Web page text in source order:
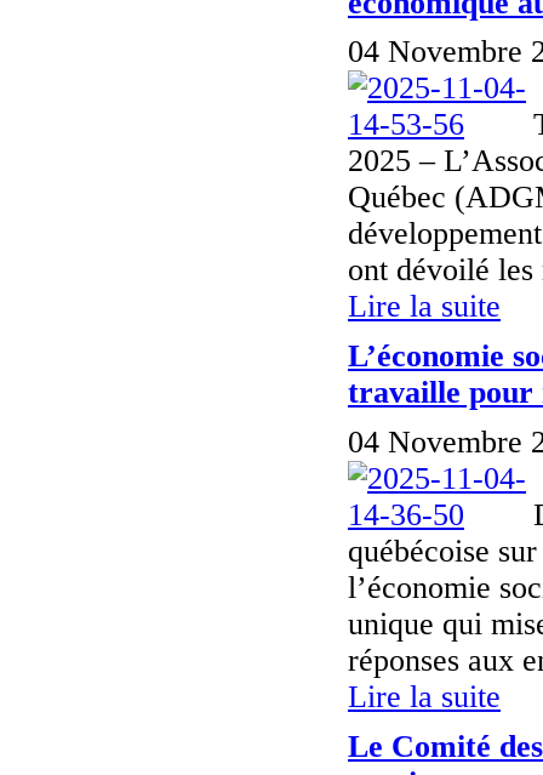
04 Novembre
2025 –
Québec
ont dévoilé les
Lire la suite
L’économie
travaille pour
04 Novembre
québécoise
l’économie
unique qui
réponses aux
Lire la suite
Le Comité